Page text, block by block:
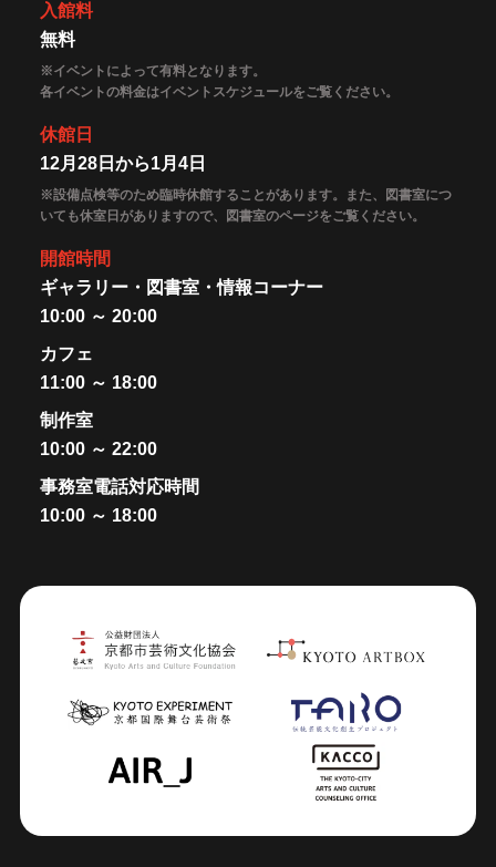
入館料
無料
※イベントによって有料となります。
各イベントの料金はイベントスケジュールをご覧ください。
休館日
12月28日から1月4日
※設備点検等のため臨時休館することがあります。また、図書室につ
いても休室日がありますので、図書室のページをご覧ください。
開館時間
ギャラリー・図書室・情報コーナー
10:00 ～ 20:00
カフェ
11:00 ～ 18:00
制作室
10:00 ～ 22:00
事務室電話対応時間
10:00 ～ 18:00